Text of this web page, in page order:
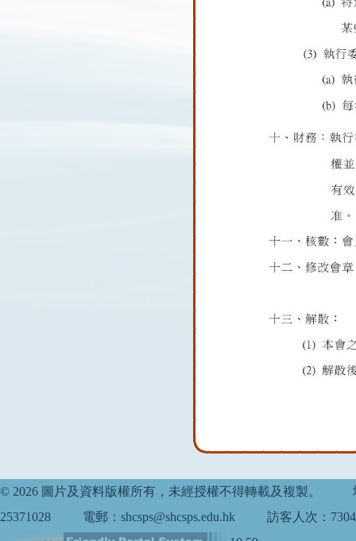
© 2026 圖片及資料版權所有，未經授權不得轉載及複製。
25371028
電郵：shcsps@shcsps.edu.hk
訪客人次：